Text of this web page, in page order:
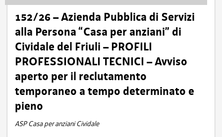
152/26 – Azienda Pubblica di Servizi
alla Persona “Casa per anziani” di
Cividale del Friuli – PROFILI
PROFESSIONALI TECNICI – Avviso
aperto per il reclutamento
temporaneo a tempo determinato e
pieno
ASP Casa per anziani Cividale